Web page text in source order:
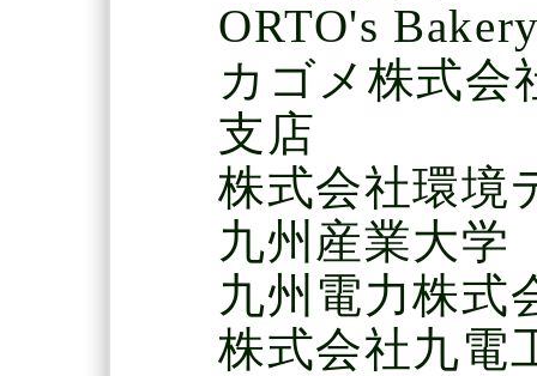
ORTO's
カゴメ株式会
支店
株式会社環境
九州産業大学
九州電力株式
株式会社九電